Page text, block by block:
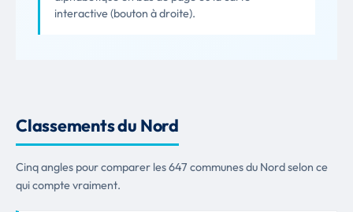
interactive (bouton à droite).
Classements du Nord
Cinq angles pour comparer les 647 communes du Nord selon ce
qui compte vraiment.